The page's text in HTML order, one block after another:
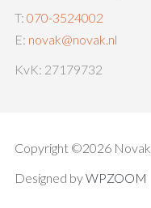
T: 070-3524002
E: novak@novak.nl
KvK: 27179732
Copyright ©2026 Novak
Designed byWPZOOM